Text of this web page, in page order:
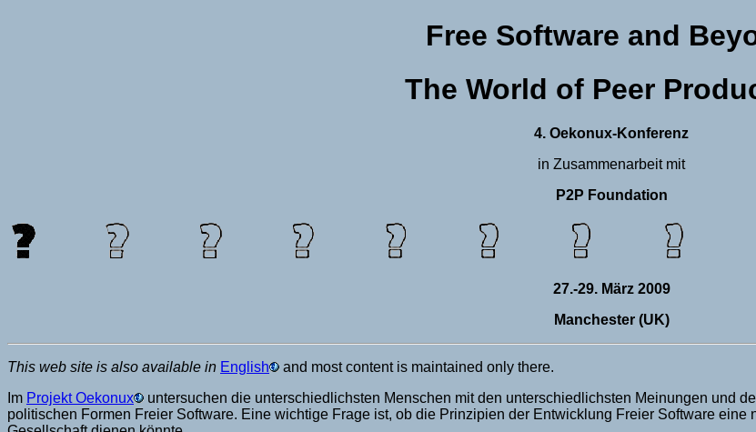
Free Software and
The World of Peer
4. Oekonux-Konferenz
in Zusammenarbeit mit
P2P Foundation
27.-29. März 2009
Manchester (UK)
This web site is also available in English
and most content is maintained only there.
Im Projekt Oekonux
untersuchen die unterschiedlichsten Menschen mit den unterschiedlichsten Meinungen und
politischen Formen Freier Software. Eine wichtige Frage ist, ob die Prinzipien der Entwicklung Freier Software